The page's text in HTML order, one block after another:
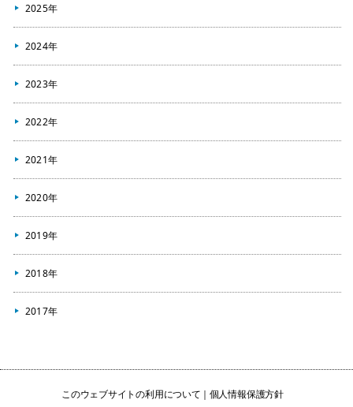
2025年
2024年
2023年
2022年
2021年
2020年
2019年
2018年
2017年
このウェブサイトの利用について 個人情報保護方針